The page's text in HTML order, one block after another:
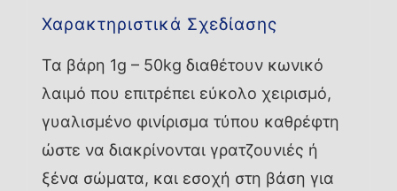
Χαρακτηριστικά Σχεδίασης
Τα βάρη 1g – 50kg διαθέτουν κωνικό
λαιμό που επιτρέπει εύκολο χειρισμό,
γυαλισμένο φινίρισμα τύπου καθρέφτη
ώστε να διακρίνονται γρατζουνιές ή
ξένα σώματα, και εσοχή στη βάση για